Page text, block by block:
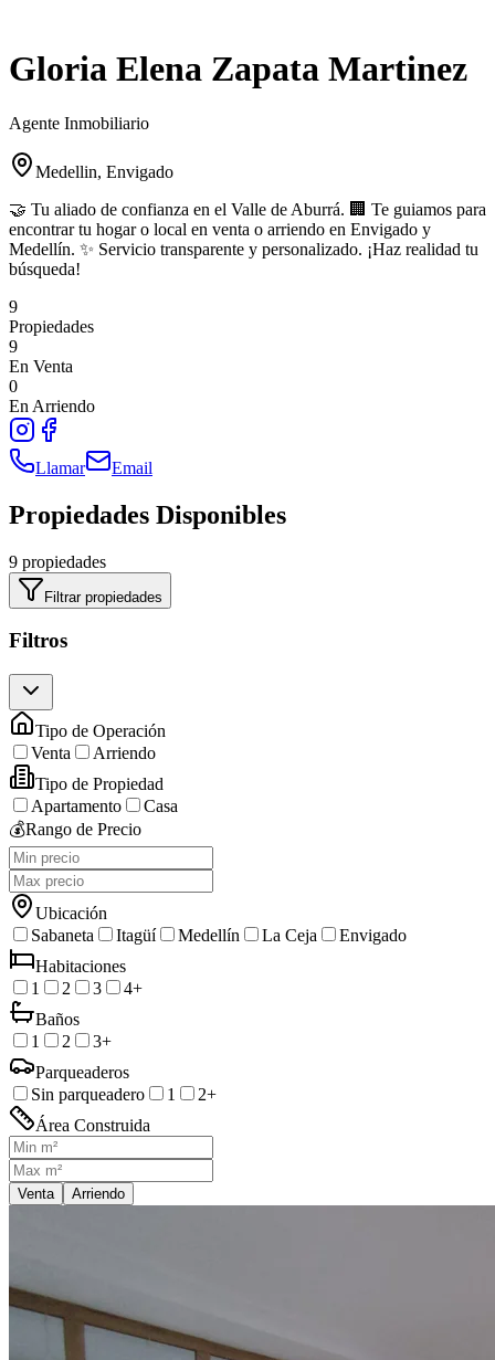
Gloria Elena Zapata Martinez
Agente Inmobiliario
Medellin, Envigado
🤝 Tu aliado de confianza en el Valle de Aburrá. 🏢 Te guiamos para
encontrar tu hogar o local en venta o arriendo en Envigado y
Medellín. ✨ Servicio transparente y personalizado. ¡Haz realidad tu
búsqueda!
9
Propiedades
9
En Venta
0
En Arriendo
Llamar Email
Propiedades Disponibles
9 propiedades
Filtrar propiedades
Filtros
Tipo de Operación
Venta
Arriendo
Tipo de Propiedad
Apartamento
Casa
💰Rango de Precio
Ubicación
Sabaneta
Itagüí Medellín La Ceja
Envigado
Habitaciones
1
2 3
4+
Baños
1
2
3+
Parqueaderos
Sin parqueadero
1
2+
Área Construida
Venta Arriendo